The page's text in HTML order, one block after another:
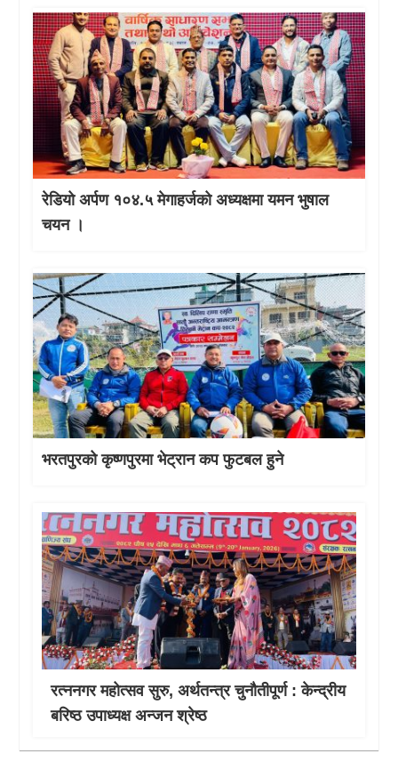
रेडियो अर्पण १०४.५ मेगाहर्जको अध्यक्षमा यमन भुषाल
चयन ।
भरतपुरको कृष्णपुरमा भेट्रान कप फुटबल हुने
रत्ननगर महोत्सव सुरु, अर्थतन्त्र चुनौतीपूर्ण : केन्द्रीय
बरिष्ठ उपाध्यक्ष अन्जन श्रेष्ठ